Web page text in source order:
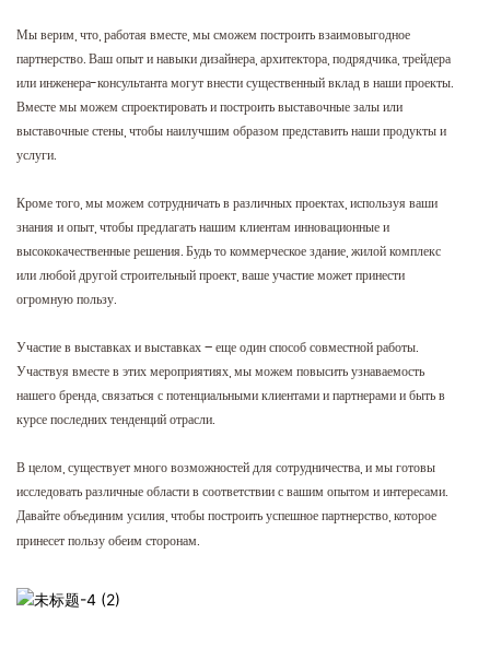
Мы верим, что, работая вместе, мы сможем построить взаимовыгодное
партнерство. Ваш опыт и навыки дизайнера, архитектора, подрядчика, трейдера
или инженера-консультанта могут внести существенный вклад в наши проекты.
Вместе мы можем спроектировать и построить выставочные залы или
выставочные стены, чтобы наилучшим образом представить наши продукты и
услуги.
Кроме того, мы можем сотрудничать в различных проектах, используя ваши
знания и опыт, чтобы предлагать нашим клиентам инновационные и
высококачественные решения. Будь то коммерческое здание, жилой комплекс
или любой другой строительный проект, ваше участие может принести
огромную пользу.
Участие в выставках и выставках – еще один способ совместной работы.
Участвуя вместе в этих мероприятиях, мы можем повысить узнаваемость
нашего бренда, связаться с потенциальными клиентами и партнерами и быть в
курсе последних тенденций отрасли.
В целом, существует много возможностей для сотрудничества, и мы готовы
исследовать различные области в соответствии с вашим опытом и интересами.
Давайте объединим усилия, чтобы построить успешное партнерство, которое
принесет пользу обеим сторонам.